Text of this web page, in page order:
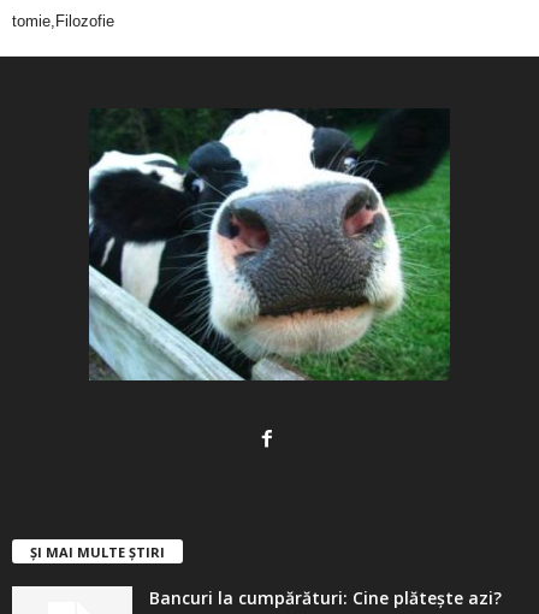
tomie,Filozofie
ȘI MAI MULTE ȘTIRI
Bancuri la cumpărături: Cine plătește azi?